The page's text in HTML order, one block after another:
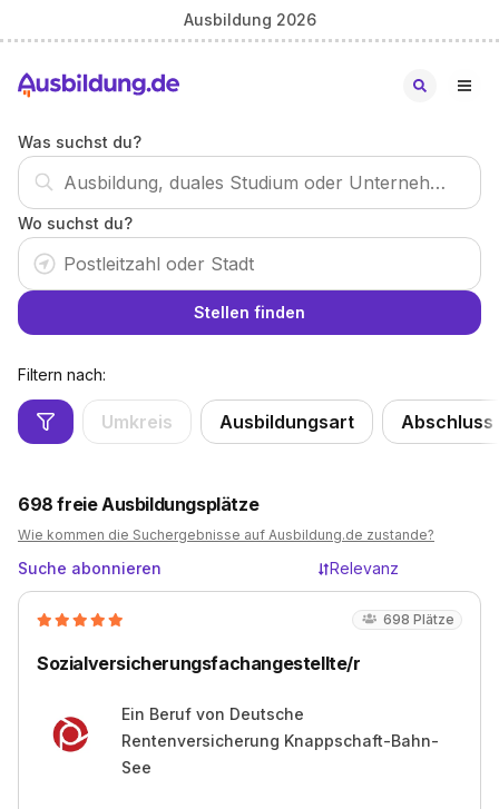
Ausbildung 2026
Was suchst du?
Wo suchst du?
Stellen finden
Filtern nach:
Umkreis Ausbildungsart Abschluss
698 freie Ausbildungsplätze
Wie kommen die Suchergebnisse auf Ausbildung.de zustande?
Suche abonnieren Relevanz
698 Plätze
Sozialversicherungsfachangestellte/r
Ein Beruf von Deutsche
Rentenversicherung Knappschaft-Bahn-
See